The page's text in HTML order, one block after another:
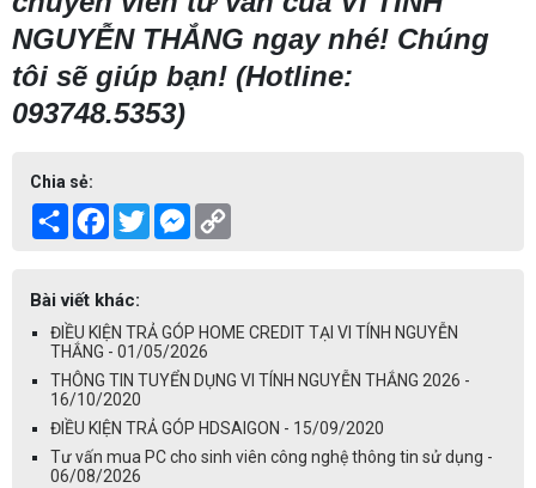
NGUYỄN THẮNG ngay nhé! Chúng
tôi sẽ giúp bạn! (Hotline:
093748.5353)
Chia sẻ:
Share Facebook
TwitterMessenger
Bài viết khác:
ĐIỀU KIỆN TRẢ GÓP HOME CREDIT TẠI VI TÍNH NGUYỄN
THẮNG - 01/05/2026
THÔNG TIN TUYỂN DỤNG VI TÍNH NGUYỄN THẮNG 2026 -
16/10/2020
ĐIỀU KIỆN TRẢ GÓP HDSAIGON - 15/09/2020
Tư vấn mua PC cho sinh viên công nghệ thông tin sử dụng -
06/08/2026